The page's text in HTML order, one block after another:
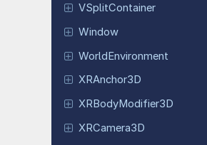
VSplitContainer
Window
WorldEnvironment
XRAnchor3D
XRBodyModifier3D
XRCamera3D